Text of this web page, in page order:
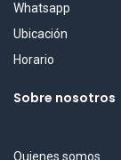
Whatsapp
Ubicación
Horario
Sobre nosotros
Quienes somos